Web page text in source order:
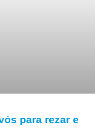
para rezar e